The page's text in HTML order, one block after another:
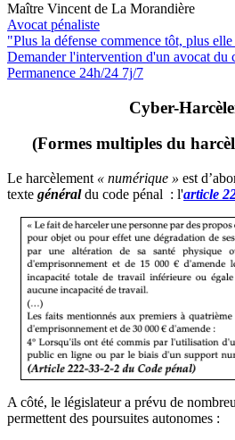
Maître Vincent de La Morandière
Avocat pénaliste
"Plus la défense commence tôt, plus
Demander l'intervention d'un avocat du
Permanence 24h/24 7j/7
Cyber-
(Formes multiples du
Le harcèlement « numérique » est
texte généraldu code pénal : l'article
A côté, le législateur a prévu de
permettent des poursuites autonomes :